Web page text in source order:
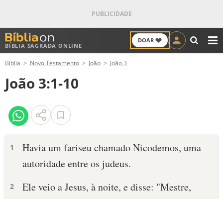
BÍBLIA SAGRADA ONLINE
DOAR ❤️
ANTIGO TESTAMENTO
NOVO TESTAMENTO
VERSÍCULOS
PALAVRA DO DIA
SALMO DO DIA
Bíblia Novo Testamento João João 3
João 3:1-10
1
Havia um fariseu chamado Nicodemos, uma
autoridade entre os judeus.
2
Ele veio a Jesus, à noite, e disse: "Mestre,